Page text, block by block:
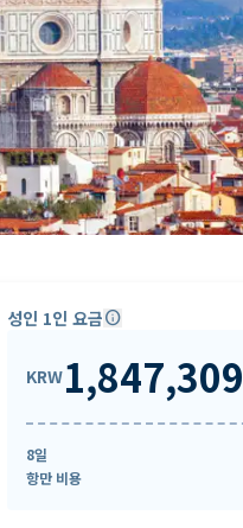
성인 1인 요금info
KRW1,847,309
8일
항만 비용